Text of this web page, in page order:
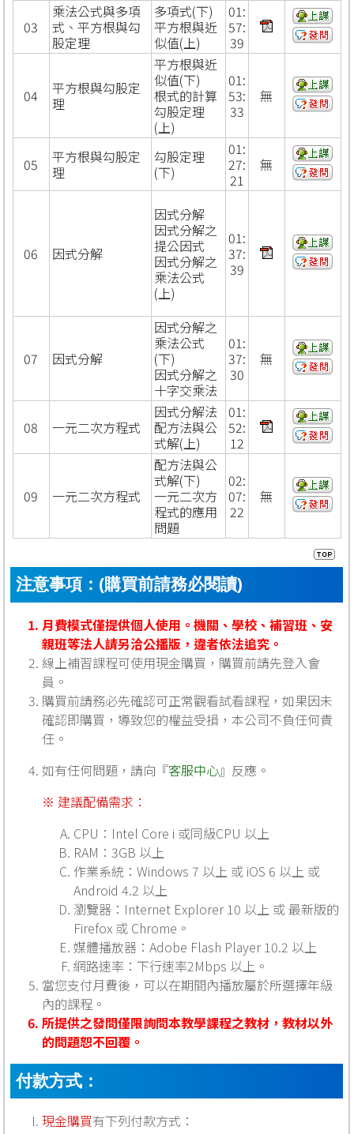
03
乘法公式與多項
式、平方根與勾
股定理
多項式(下)
平方根與近
似值(上)
01:
57:
39
04
平方根與勾股定
理
平方根與近
似值(下)
根式的計算
勾股定理
(上)
01:
53:
33
無
05
平方根與勾股定
理
勾股定理
(下)
01:
27:
21
無
06 因式分解
因式分解
因式分解之
提公因式
因式分解之
乘法公式
(上)
01:
37:
39
07 因式分解
因式分解之
乘法公式
(下)
因式分解之
十字交乘法
01:
37:
30
無
08 一元二次方程式
因式分解法
配方法與公
式解(上)
01:
52:
12
09 一元二次方程式
配方法與公
式解(下)
一元二次方
程式的應用
問題
02:
07:
22
無
注意事項：(購買前請務必閱讀)
月費模式僅提供個人使用。機關、學校、補習班、安
親班等法人請另洽公播版，違者依法追究。
線上補習課程可使用現金購買，購買前請先登入會
員。
購買前請務必先確認可正常觀看試看課程，如果因未
確認即購買，導致您的權益受損，本公司不負任何責
任。
如有任何問題，請向『客服中心』反應。
※ 建議配備需求：
CPU：Intel Core i 或同級CPU 以上
RAM：3GB 以上
作業系統：Windows 7 以上 或 iOS 6 以上 或
Android 4.2 以上
瀏覽器：Internet Explorer 10 以上 或 最新版的
Firefox 或 Chrome。
媒體播放器：Adobe Flash Player 10.2 以上
網路速率：下行速率2Mbps 以上。
當您支付月費後，可以在期間內播放屬於所選擇年級
內的課程。
所提供之發問僅限詢問本教學課程之教材，教材以外
的問題恕不回覆。
付款方式：
現金購買有下列付款方式：